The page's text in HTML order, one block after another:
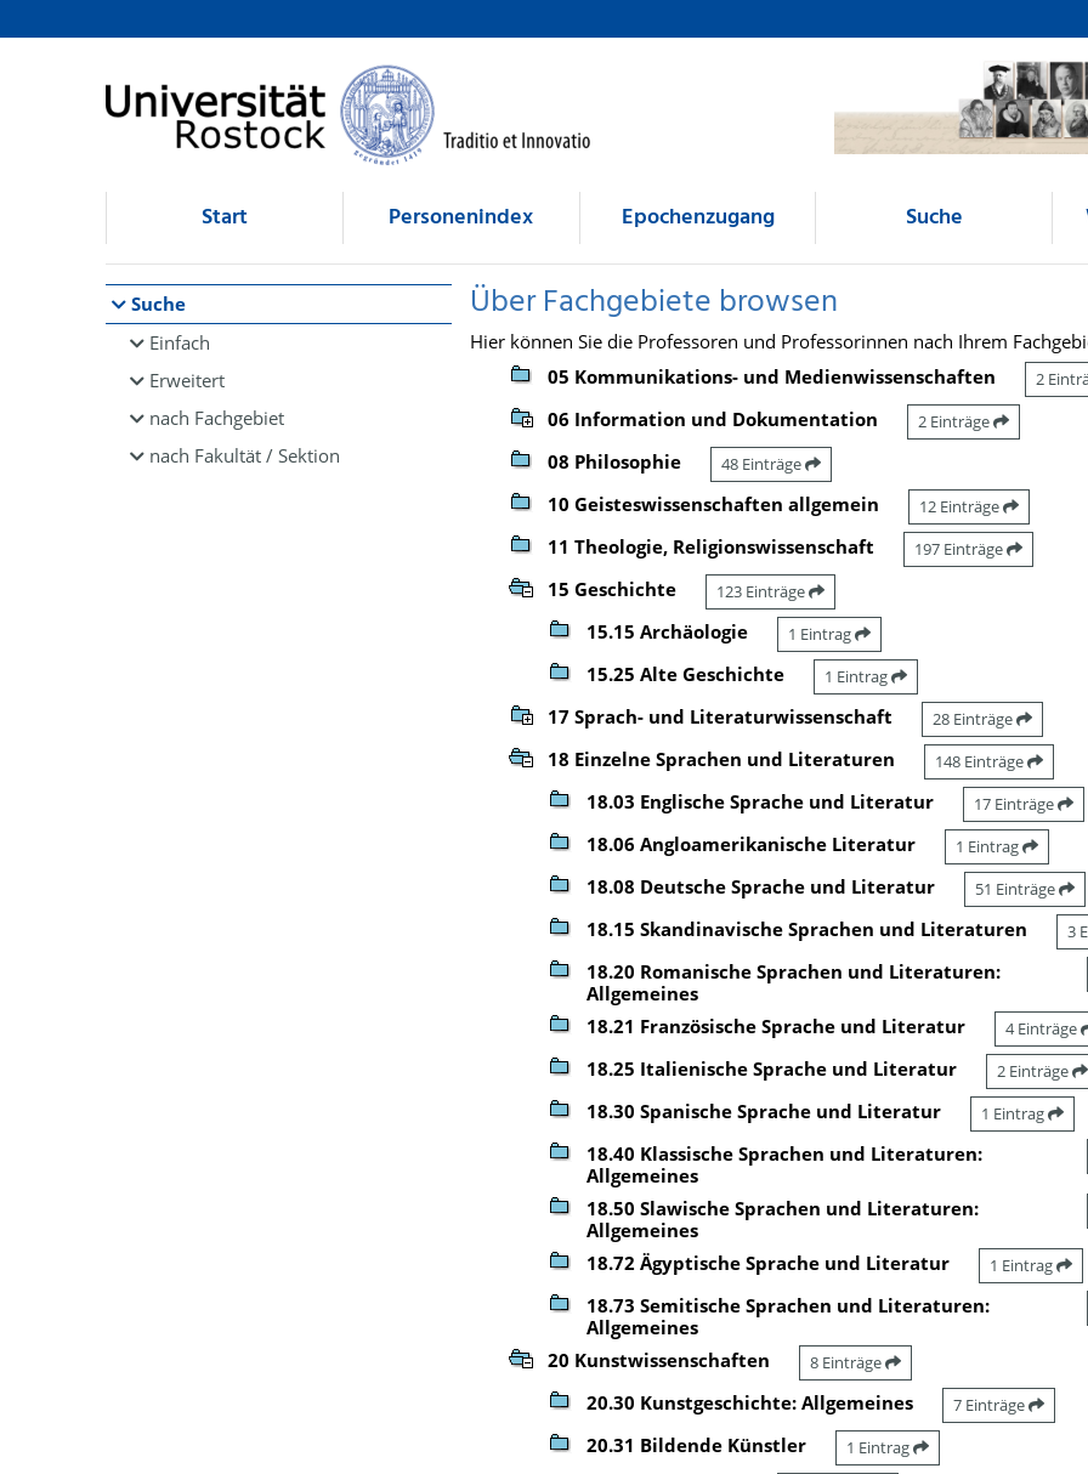
Browsen
direkt zum Inhalt
Start Personenindex Epochenzugang Suche
Suche
Einfach
Erweitert
nach Fachgebiet
nach Fakultät / Sektion
Über Fachgebiete browsen
Hier können Sie die Professoren und Professorinnen nach Ihrem
05 Kommunikations- und Medienwissenschaften
2
06 Information und Dokumentation 2 Einträge
08 Philosophie 48 Einträge
10 Geisteswissenschaften allgemein 12 Einträge
11 Theologie, Religionswissenschaft 197 Einträge
15 Geschichte 123 Einträge
15.15 Archäologie 1 Eintrag
15.25 Alte Geschichte 1 Eintrag
17 Sprach- und Literaturwissenschaft 28 Einträge
18 Einzelne Sprachen und Literaturen 148 Einträge
18.03 Englische Sprache und Literatur 17 Einträge
18.06 Angloamerikanische Literatur 1 Eintrag
18.08 Deutsche Sprache und Literatur 51 Einträge
18.15 Skandinavische Sprachen und Literaturen 3
18.20 Romanische Sprachen und Literaturen:
Allgemeines
18.21 Französische Sprache und Literatur 4 Einträge
18.25 Italienische Sprache und Literatur 2 Einträge
18.30 Spanische Sprache und Literatur 1 Eintrag
18.40 Klassische Sprachen und Literaturen:
Allgemeines
18.50 Slawische Sprachen und Literaturen:
Allgemeines
18.72 Ägyptische Sprache und Literatur 1 Eintrag
18.73 Semitische Sprachen und Literaturen:
Allgemeines
20 Kunstwissenschaften 8 Einträge
20.30 Kunstgeschichte: Allgemeines 7 Einträge
20.31 Bildende Künstler 1 Eintrag